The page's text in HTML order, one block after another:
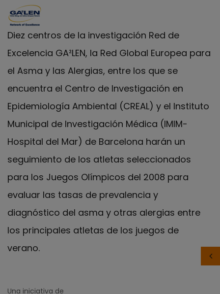
Diez centros de la investigación Red de
Excelencia GA²LEN, la Red Global Europea para
el Asma y las Alergias, entre los que se
encuentra el Centro de Investigación en
Epidemiología Ambiental (CREAL) y el Instituto
Municipal de Investigación Médica (IMIM-
Hospital del Mar) de Barcelona harán un
seguimiento de los atletas seleccionados
para los Juegos Olímpicos del 2008 para
evaluar las tasas de prevalencia y
diagnóstico del asma y otras alergias entre
los principales atletas de los juegos de
verano.
Una iniciativa de